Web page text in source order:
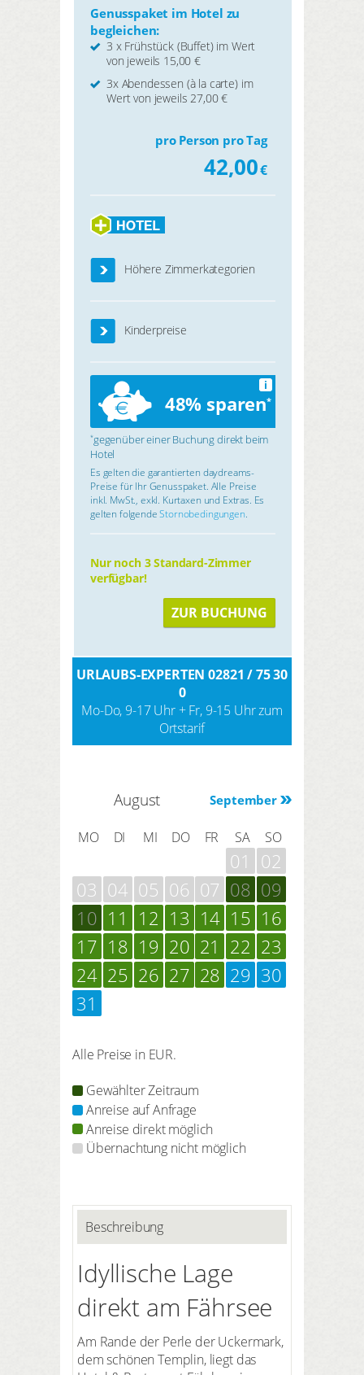
Genusspaket im Hotel zu
begleichen:
3 x Frühstück (Buffet) im Wert
von jeweils 15,00 €
3x Abendessen (à la carte) im
Wert von jeweils 27,00 €
pro Person pro Tag
42,00€
Höhere Zimmerkategorien
Kinderpreise
48% sparen*
i
*gegenüber einer Buchung direkt beim
Hotel
Es gelten die garantierten daydreams-
Preise für Ihr Genusspaket. Alle Preise
inkl. MwSt., exkl. Kurtaxen und Extras. Es
gelten folgendeStornobedingungen.
Nur noch 3 Standard-Zimmer
verfügbar!
ZUR BUCHUNG
URLAUBS-EXPERTEN 02821 / 75 30
0
Mo-Do, 9-17 Uhr + Fr, 9-15 Uhr zum
Ortstarif
September
August
MO DI MI DO FR SA SO
01
02
03 04 05 06 07 08 09
10 11 12 13 14 15 16
17 18 19 20 21 22 23
24 25 26 27 28 29 30
31
Alle Preise in EUR.
Gewählter Zeitraum
Anreise auf Anfrage
Anreise direkt möglich
Übernachtung nicht möglich
Beschreibung
Idyllische Lage
direkt am Fährsee
Am Rande der Perle der Uckermark,
dem schönen Templin, liegt das